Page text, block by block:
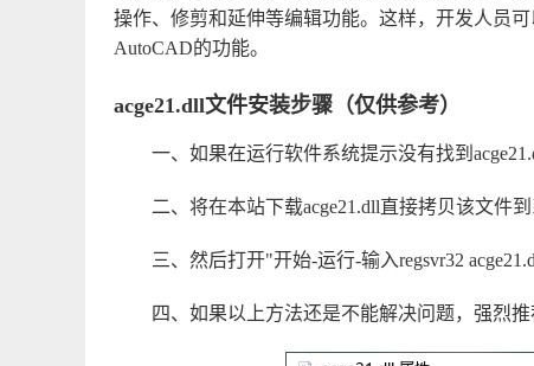
操作、修剪和延伸等编辑功能。这样，开发人员
AutoCAD的功能。
acge21.dll文件安装步骤（仅供参考）
一、如果在运行软件系统提示没有找到
二、将在本站下载acge21.dll直接拷贝该文件
三、然后打开"开始-运行-输入regsvr32
四、如果以上方法还是不能解决问题，强烈推